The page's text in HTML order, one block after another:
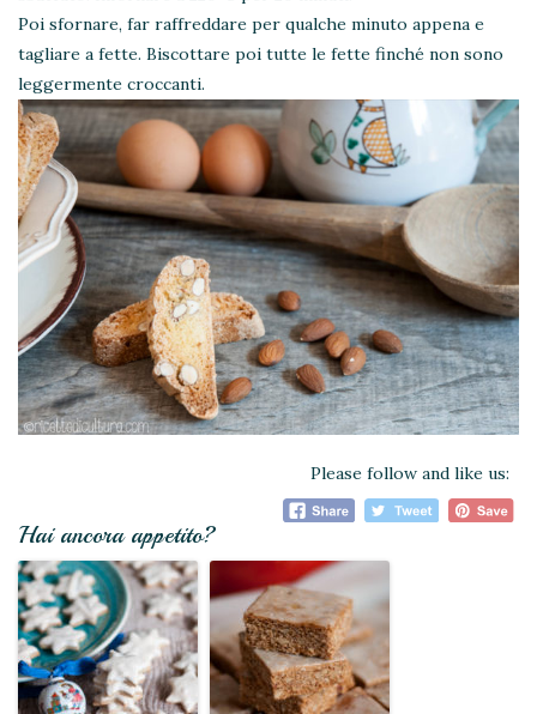
Poi sfornare, far raffreddare per qualche minuto appena e
tagliare a fette. Biscottare poi tutte le fette finché non sono
leggermente croccanti.
Please follow and like us:
Hai ancora appetito?